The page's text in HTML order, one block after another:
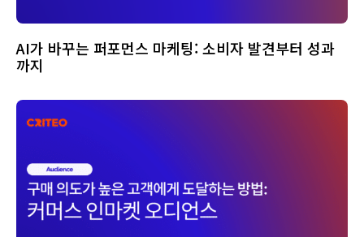
AI가 바꾸는 퍼포먼스 마케팅: 소비자 발견부터 성과
까지